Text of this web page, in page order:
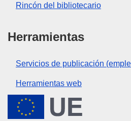
Rincón del bibliotecario
Herramientas
Servicios de publicación
Herramientas web
Unión Europea